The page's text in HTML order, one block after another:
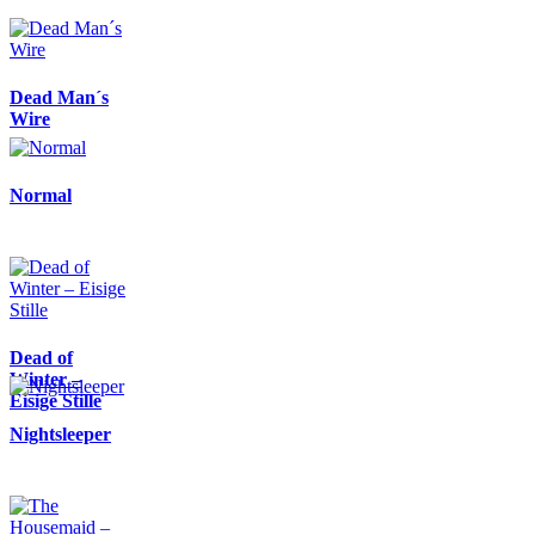
Dead Man´s
Wire
Normal
Dead of
Winter –
Eisige Stille
Nightsleeper